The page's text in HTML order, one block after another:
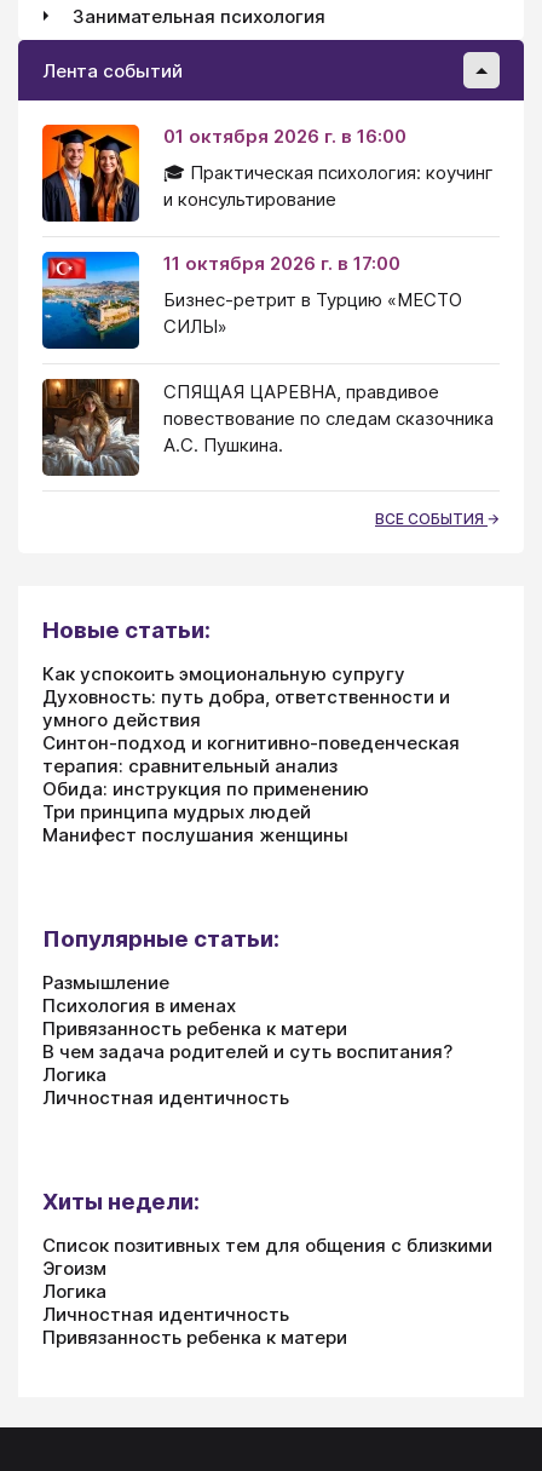
Занимательная психология
Лента событий
01 октября 2026 г. в 16:00
🎓 Практическая психология: коучинг
и консультирование
11 октября 2026 г. в 17:00
Бизнес-ретрит в Турцию «МЕСТО
СИЛЫ»
СПЯЩАЯ ЦАРЕВНА, правдивое
повествование по следам сказочника
А.С. Пушкина.
ВСЕ СОБЫТИЯ
Новые статьи:
Как успокоить эмоциональную супругу
Духовность: путь добра, ответственности и
умного действия
Синтон-подход и когнитивно-поведенческая
терапия: сравнительный анализ
Обида: инструкция по применению
Три принципа мудрых людей
Манифест послушания женщины
Популярные статьи:
Размышление
Психология в именах
Привязанность ребенка к матери
В чем задача родителей и суть воспитания?
Логика
Личностная идентичность
Хиты недели:
Список позитивных тем для общения с близкими
Эгоизм
Логика
Личностная идентичность
Привязанность ребенка к матери